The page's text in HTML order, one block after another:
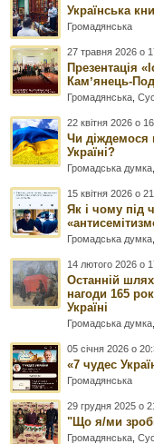
Українська
Громадянська
27 травня 2026 о
Презентація
Камʼянець-
Громадянська ,
22 квітня 2026 о
Чи діждемося
Україні?
Громадська думка
15 квітня 2026 о
Як і чому під
Громадська думка
14 лютого 2026 о
Останній
нагоди 165
Україні
Громадська думка
05 січня 2026 о
«7 чудес
Громадянська
29 грудня 2025 о
"Що я/ми
Громадянська ,